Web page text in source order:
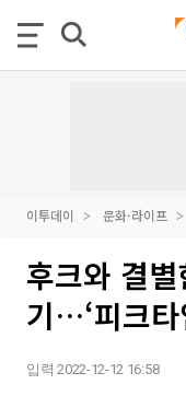
이투데이 문화·라이프
후크와 결
기…‘피크
입력 2022-12-12 16:58